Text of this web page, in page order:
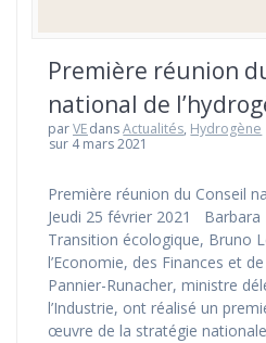
Première réunion
national de
parVEdansActualités, Hydrogène
sur 4 mars 2021
Première réunion du Conseil
Jeudi 25 février 2021 Barbara
Transition écologique, Bruno
l’Economie, des Finances et
Pannier-Runacher, ministre
l’Industrie, ont réalisé un
œuvre de la stratégie